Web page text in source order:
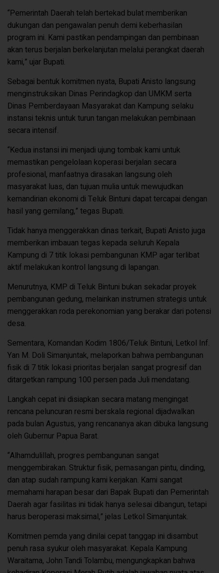
“Pemerintah Daerah telah bertekad bulat memberikan
dukungan dan pengawalan penuh demi keberhasilan
program ini. Kami pastikan pendampingan dan pembinaan
akan terus berjalan berkelanjutan melalui perangkat daerah
kami,” ujar Bupati.
Sebagai bentuk komitmen nyata, Bupati Anisto langsung
menginstruksikan Dinas Perindagkop dan UMKM serta
Dinas Pemberdayaan Masyarakat dan Kampung selaku
instansi teknis untuk turun tangan melakukan pembinaan
secara intensif.
“Kedua instansi ini menjadi ujung tombak kami untuk
memastikan pengelolaan koperasi berjalan secara
profesional, manfaatnya dirasakan langsung oleh
masyarakat luas, dan tujuan mulia untuk mewujudkan
kemandirian ekonomi di Teluk Bintuni dapat tercapai dengan
hasil yang gemilang,” tegas Bupati.
Tidak hanya menggerakkan dinas terkait, Bupati Anisto juga
memberikan imbauan tegas kepada seluruh Kepala
Kampung di 7 titik lokasi pembangunan KMP agar terlibat
aktif melakukan kontrol langsung di lapangan.
Menurutnya, KMP di Teluk Bintuni bukan sekadar proyek
pembangunan gedung, melainkan instrumen strategis untuk
menggerakkan roda perekonomian yang berakar dari potensi
desa.
Sementara, Komandan Kodim 1806/Teluk Bintuni, Letkol Inf.
Yan M. Doli Simanjuntak, melaporkan bahwa pembangunan
fisik di 7 titik lokasi prioritas berjalan sangat progresif dan
ditargetkan rampung 100 persen pada Juli mendatang.
Langkah cepat ini disiapkan secara matang mengingat
rencana peluncuran resmi berskala regional dijadwalkan
pada bulan Agustus, yang rencananya akan dibuka langsung
oleh Gubernur Papua Barat.
“Alhamdulillah, progres pembangunan sangat
menggembirakan. Struktur fisik, pemasangan pintu, dinding,
dan atap sudah rampung kami kerjakan. Kami sangat
memahami harapan besar dari Bapak Bupati dan Pemerintah
Daerah agar fasilitas ini tidak hanya selesai dibangun, tetapi
harus beroperasi maksimal,” jelas Letkol Simanjuntak.
Komitmen pemda yang dinilai cepat tanggap ini disambut
penuh rasa syukur oleh masyarakat. Kepala Kampung
Waraitama, John Tandi Tolambu, mengungkapkan bahwa